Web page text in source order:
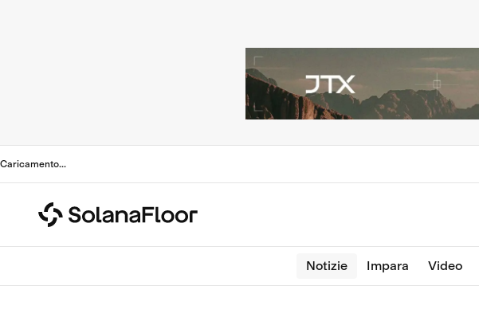
Caricamento...
Notizie Impara Video